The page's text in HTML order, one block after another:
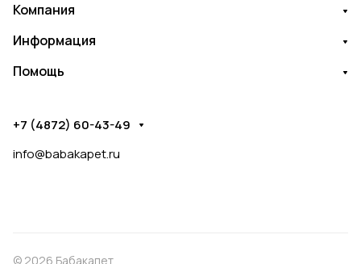
Компания
Информация
Помощь
+7 (4872) 60-43-49
info@babakapet.ru
© 2026 Бабакапет